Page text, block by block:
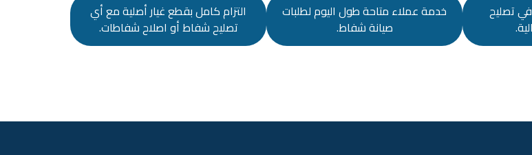
تصليح
خدمة عملاء متاحة طول اليوم لطلبات
صيانة شفاط.
التزام كامل بقطع غيار أصلية مع أي
تصليح شفاط أو اصلاح شفاطات.